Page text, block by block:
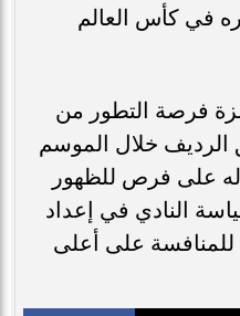
في كأس العالم
فرصة التطور من
الرديف خلال الموسم
على فرص للظهور
النادي في إعداد
للمنافسة على أعلى